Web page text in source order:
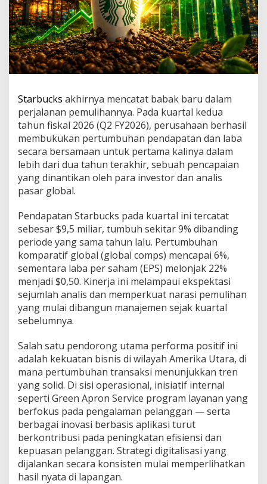
r
b
u
c
k
s
R
m
i
N
i
k
k
a
i
d
a
n
c
e
-
S
a
a
y
a
K
m
b
a
l
i
L
i
r
Starbucks akhirnya mencatat babak baru dalam
perjalanan pemulihannya. Pada kuartal kedua
tahun fiskal 2026 (Q2 FY2026), perusahaan berhasil
membukukan pertumbuhan pendapatan dan laba
secara bersamaan untuk pertama kalinya dalam
lebih dari dua tahun terakhir, sebuah pencapaian
yang dinantikan oleh para investor dan analis
pasar global.
Pendapatan Starbucks pada kuartal ini tercatat
sebesar $9,5 miliar, tumbuh sekitar 9% dibanding
periode yang sama tahun lalu. Pertumbuhan
komparatif global (global comps) mencapai 6%,
sementara laba per saham (EPS) melonjak 22%
menjadi $0,50. Kinerja ini melampaui ekspektasi
sejumlah analis dan memperkuat narasi pemulihan
yang mulai dibangun manajemen sejak kuartal
sebelumnya.
Salah satu pendorong utama performa positif ini
adalah kekuatan bisnis di wilayah Amerika Utara, di
mana pertumbuhan transaksi menunjukkan tren
yang solid. Di sisi operasional, inisiatif internal
seperti Green Apron Service program layanan yang
berfokus pada pengalaman pelanggan — serta
berbagai inovasi berbasis aplikasi turut
berkontribusi pada peningkatan efisiensi dan
kepuasan pelanggan. Strategi digitalisasi yang
dijalankan secara konsisten mulai memperlihatkan
hasil nyata di lapangan.